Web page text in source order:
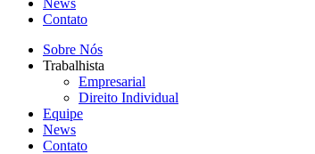
News
Contato
Sobre Nós
Trabalhista
Empresarial
Direito Individual
Equipe
News
Contato